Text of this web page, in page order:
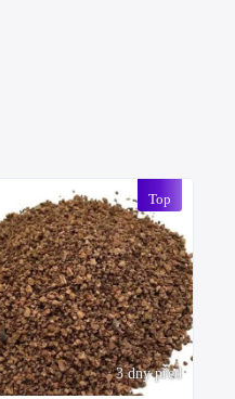
3 dny před
Top